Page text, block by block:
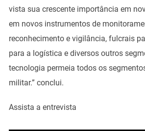
vista sua crescente importância em
em novos instrumentos de
reconhecimento e vigilância, fulcrais
para a logística e diversos outros
tecnologia permeia todos os
militar.” conclui.
Assista a entrevista